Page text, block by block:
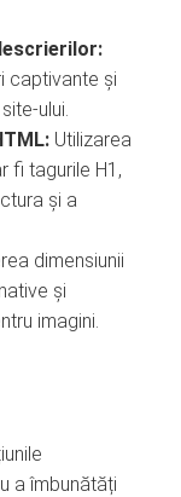
captivante și
ului.
Utilizarea
fi tagurile H1,
și a
dimensiunii
și
imagini.
a îmbunătăți